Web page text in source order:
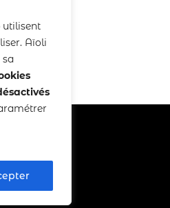
utilisent
Aïoli
sa